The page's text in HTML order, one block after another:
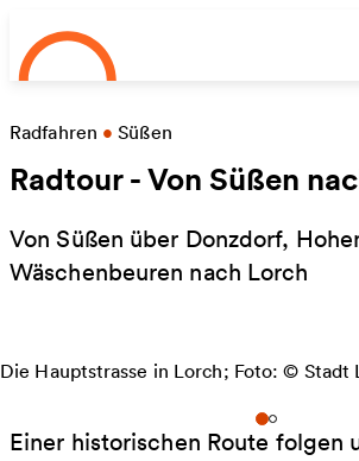
Zum Hauptinhalt springen
Radfahren • Süßen
Radtour - Von Süßen
Von Süßen über Donzdorf,
Wäschenbeuren nach Lorch
Die Hauptstrasse in Lorch; Foto: © Stadt
Einer historischen Route folgen